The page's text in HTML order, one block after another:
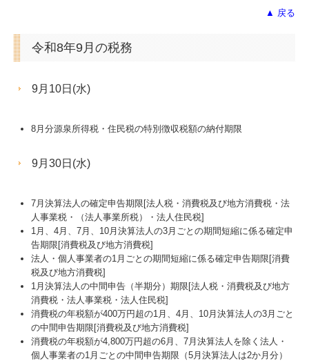
▲ 戻る
令和8年9月の税務
9月10日(水)
8月分源泉所得税・住民税の特別徴収税額の納付期限
9月30日(水)
7月決算法人の確定申告期限[法人税・消費税及び地方消費税・法
人事業税・（法人事業所税）・法人住民税]
1月、4月、7月、10月決算法人の3月ごとの期間短縮に係る確定申
告期限[消費税及び地方消費税]
法人・個人事業者の1月ごとの期間短縮に係る確定申告期限[消費
税及び地方消費税]
1月決算法人の中間申告（半期分）期限[法人税・消費税及び地方
消費税・法人事業税・法人住民税]
消費税の年税額が400万円超の1月、4月、10月決算法人の3月ごと
の中間申告期限[消費税及び地方消費税]
消費税の年税額が4,800万円超の6月、7月決算法人を除く法人・
個人事業者の1月ごとの中間申告期限（5月決算法人は2か月分）